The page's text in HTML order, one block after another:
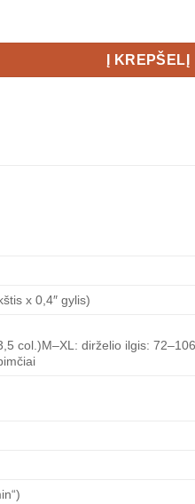
HRM 600 Širdies Ritmo
Į KREPŠELĮ
x 0,4″ gylis)
col.)M–XL: dirželio ilgis: